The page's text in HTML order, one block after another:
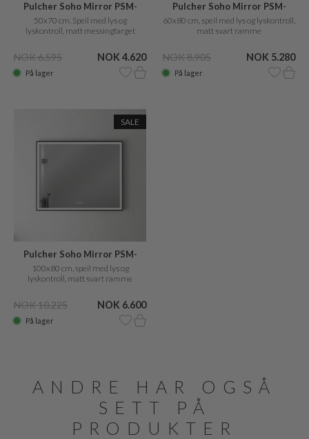
Pulcher Soho Mirror PSM-
5070
50x70 cm. Speil med lys og
lyskontroll, matt messingfarget
NOK 6.595 NOK 4.620
På lager
Pulcher Soho Mirror PSM-
6080
60x80 cm, speil med lys og lyskontroll,
matt svart ramme
NOK 8.905 NOK 5.280
På lager
SALE
Pulcher Soho Mirror PSM-
1080
100x80 cm, speil med lys og
lyskontroll, matt svart ramme
NOK 10.225 NOK 6.600
På lager
ANDRE HAR OGSÅ
SETT PÅ
PRODUKTER